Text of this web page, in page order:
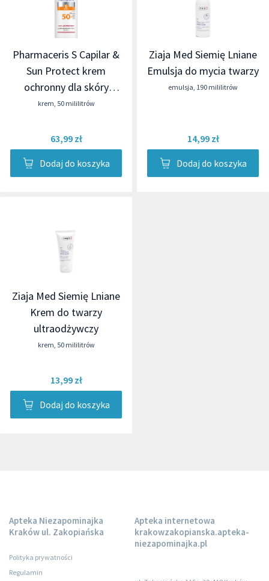
Pharmaceris S Capilar &
Sun Protect krem
ochronny dla skóry
naczynkowej i z
SPF 50+
krem, 50 mililitrów
63,99 zł
Dodaj do koszyka
Ziaja Med Siemię Lniane
Emulsja do mycia twarzy
emulsja, 190 mililitrów
14,99 zł
Dodaj do koszyka
Ziaja Med Siemię Lniane
Krem do twarzy
ultraodżywczy
krem, 50 mililitrów
13,99 zł
Dodaj do koszyka
Apteka Niezapominajka
Kraków ul. Zakopiańska
Polityka prywatności
Regulamin
Apteka internetowa
krakowzakopianska.apteka-
niezapominajka.pl